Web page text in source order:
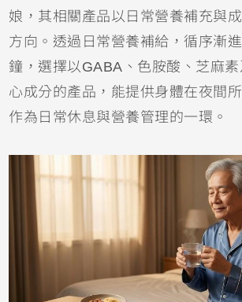
娘，其相關產品以日常營養補充與
方向。透過日常營養補給，循序漸
鐘，選擇以GABA、色胺酸、芝麻
心成分的產品，能提供身體在夜間
作為日常休息與營養管理的一環。